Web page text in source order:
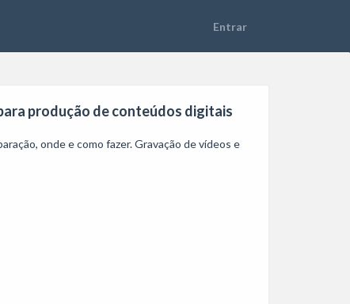
produção de conteúdos digitais
onde e como fazer. Gravação de vídeos e